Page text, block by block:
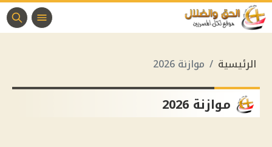
الرئيسية موازنة 2026
موازنة 2026